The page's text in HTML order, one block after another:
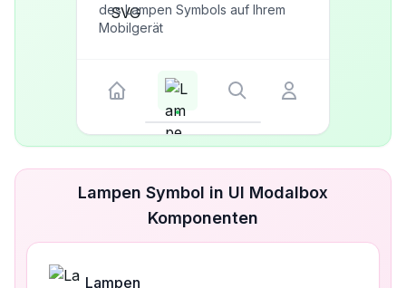
des Lampen Symbols auf Ihrem
Mobilgerät
Lampen Symbol in UI Modalbox
Komponenten
Lampen